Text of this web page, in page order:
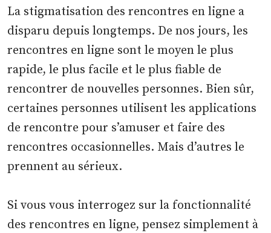
La stigmatisation des rencontres en ligne a
disparu depuis longtemps. De nos jours, les
rencontres en ligne sont le moyen le plus
rapide, le plus facile et le plus fiable de
rencontrer de nouvelles personnes. Bien sûr,
certaines personnes utilisent les applications
de rencontre pour s’amuser et faire des
rencontres occasionnelles. Mais d’autres le
prennent au sérieux.
Si vous vous interrogez sur la fonctionnalité
des rencontres en ligne, pensez simplement à